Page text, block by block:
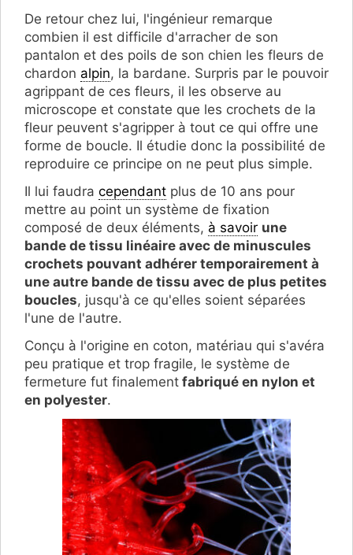
De retour chez lui, l'ingénieur remarque
combien il est difficile d'arracher de son
pantalon et des poils de son chien les fleurs de
chardon alpin, la bardane. Surpris par le pouvoir
agrippant de ces fleurs, il les observe au
microscope et constate que les crochets de la
fleur peuvent s'agripper à tout ce qui offre une
forme de boucle. Il étudie donc la possibilité de
reproduire ce principe on ne peut plus simple.
Il lui faudra cependant plus de 10 ans pour
mettre au point un système de fixation
composé de deux éléments, à savoir une
bande de tissu linéaire avec de minuscules
crochets pouvant adhérer temporairement à
une autre bande de tissu avec de plus petites
boucles, jusqu'à ce qu'elles soient séparées
l'une de l'autre.
Conçu à l'origine en coton, matériau qui s'avéra
peu pratique et trop fragile, le système de
fermeture fut finalement fabriqué en nylon et
en polyester.